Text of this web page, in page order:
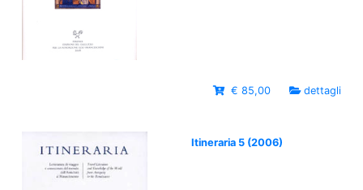
€ 85,00 dettagli
Itineraria 5 (2006)